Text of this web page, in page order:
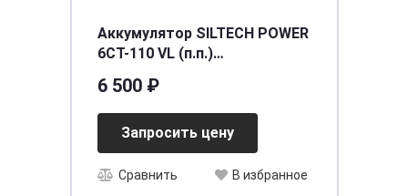
Аккумулятор SILTECH POWER
6СТ-110 VL (п.п.)
6 500 ₽
Запросить цену
Сравнить В избранное